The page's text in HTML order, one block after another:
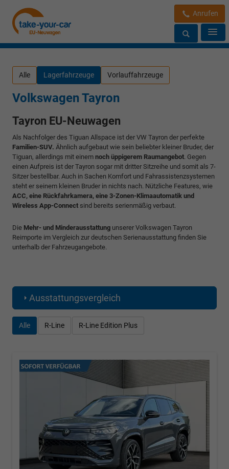
Anrufen
Alle Lagerfahrzeuge Vorlauffahrzeuge
Volkswagen Tayron
Tayron EU-Neuwagen
Als Nachfolger des Tiguan Allspace ist der VW Tayron der perfekte
Familien-SUV. Ähnlich aufgebaut wie sein beliebter kleiner Bruder, der
Tiguan, allerdings mit einem noch üppigerem Raumangebot . Gegen
einen Aufpreis ist der Tayron sogar mit dritter Sitzreihe und somit als 7-
Sitzer bestellbar. Auch in Sachen Komfort und Fahrassistenzsystemen
steht er seinem kleinen Bruder in nichts nach. Nützliche Features, wie
ACC, eine Rückfahrkamera, eine 3-Zonen-Klimaautomatik und
Wireless App-Connect sind bereits serienmäßig verbaut.
Die Mehr- und Minderausstattung unserer Volkswagen Tayron
Reimporte im Vergleich zur deutschen Serienausstattung finden Sie
unterhalb der Fahrzeugangebote.
Ausstattungsvergleich
Alle R-Line R-Line Edition Plus